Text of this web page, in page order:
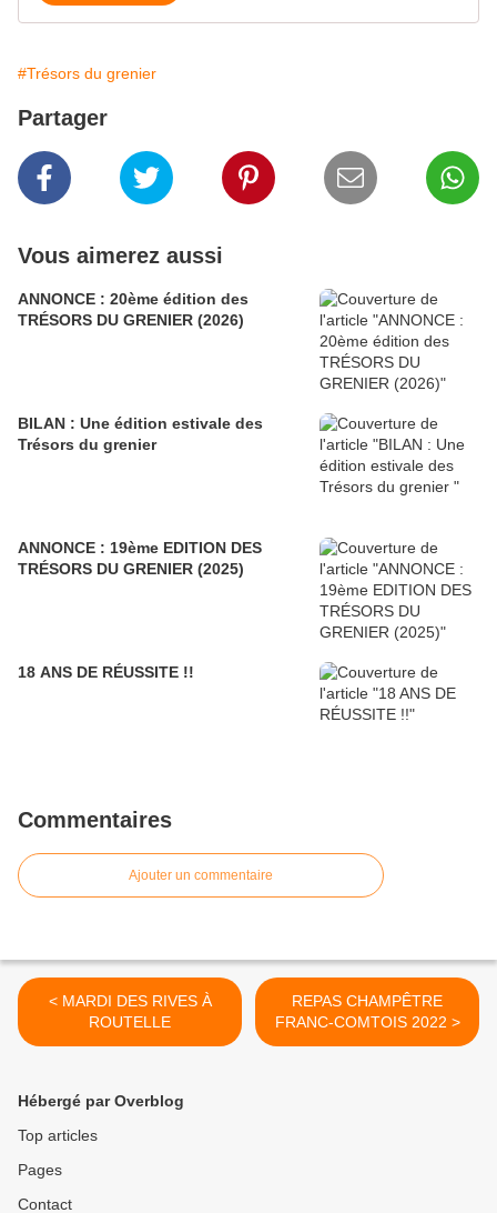
#Trésors du grenier
Partager
Vous aimerez aussi
ANNONCE : 20ème édition des
TRÉSORS DU GRENIER (2026)
BILAN : Une édition estivale des
Trésors du grenier
ANNONCE : 19ème EDITION DES
TRÉSORS DU GRENIER (2025)
18 ANS DE RÉUSSITE !!
Commentaires
Ajouter un commentaire
< MARDI DES RIVES À
ROUTELLE
REPAS CHAMPÊTRE
FRANC-COMTOIS 2022 >
Hébergé par Overblog
Top articles
Pages
Contact